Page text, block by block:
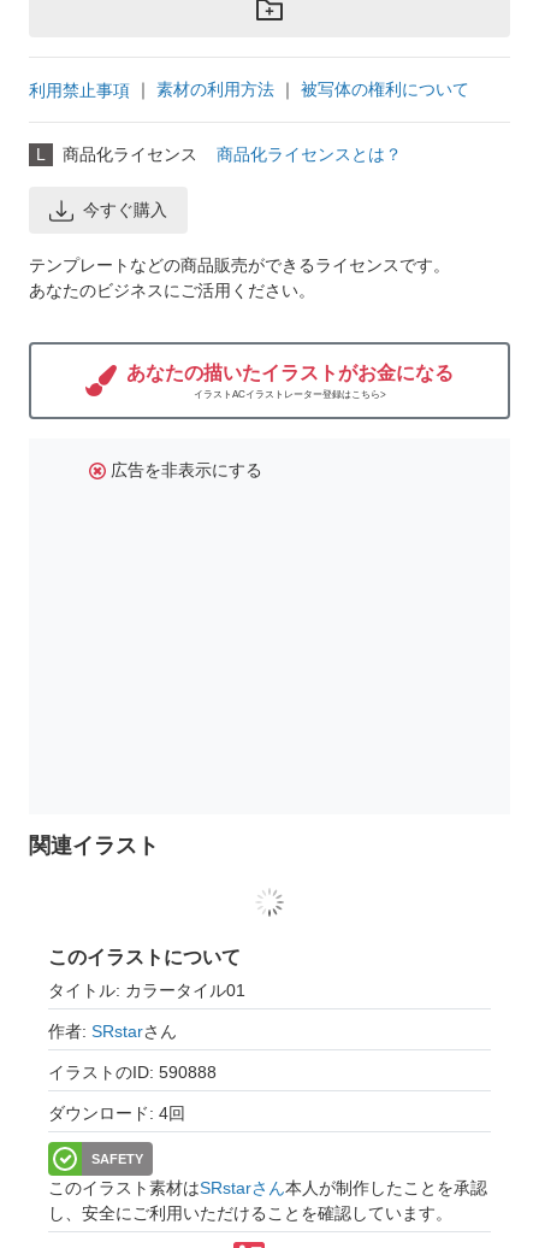
利用禁止事項 ｜ 素材の利用方法 ｜ 被写体の権利について
L 商品化ライセンス 商品化ライセンスとは？
今すぐ購入
テンプレートなどの商品販売ができるライセンスです。
あなたのビジネスにご活用ください。
あなたの描いたイラストがお金になる
イラストACイラストレーター登録はこちら>
広告を非表示にする
関連イラスト
このイラストについて
タイトル: カラータイル01
作者: SRstarさん
イラストのID: 590888
ダウンロード: 4回
SAFETY
このイラスト素材はSRstarさん本人が制作したことを承認
し、安全にご利用いただけることを確認しています。